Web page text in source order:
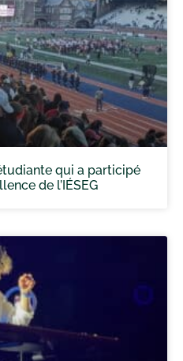
qui a participé
de l’IÉSEG